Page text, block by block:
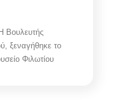
Βουλευτής
ξεναγήθηκε το
Φιλωτίου